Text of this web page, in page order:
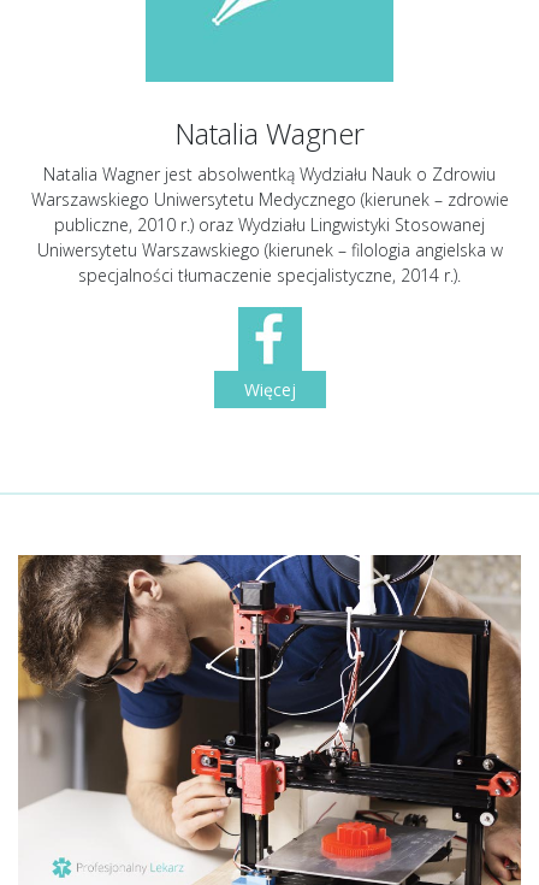
Natalia Wagner
Natalia Wagner jest absolwentką Wydziału Nauk o Zdrowiu
Warszawskiego Uniwersytetu Medycznego (kierunek – zdrowie
publiczne, 2010 r.) oraz Wydziału Lingwistyki Stosowanej
Uniwersytetu Warszawskiego (kierunek – filologia angielska w
specjalności tłumaczenie specjalistyczne, 2014 r.).
Więcej